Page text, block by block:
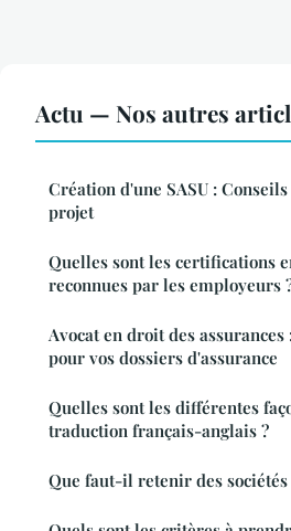
Actu — Nos autres
Création d'une SASU :
projet
Quelles sont les certifications
reconnues par les employeurs
Avocat en droit des
pour vos dossiers d'assurance
Quelles sont les différentes
traduction français-anglais ?
Que faut-il retenir des sociétés